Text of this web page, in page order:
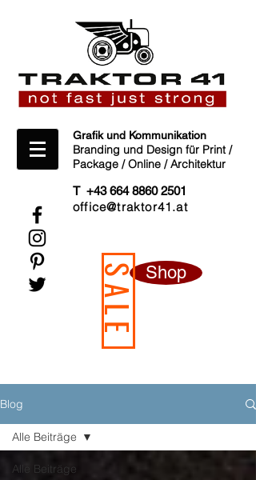
Grafik und Kommunikation
Branding und Design für Print /
Package / Online / Architektur
T +43 664 8860 2501
office@traktor41.at
Shop
SALE
Blog
Alle Beiträge
Alle Beiträge